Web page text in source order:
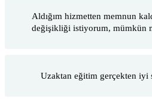
Aldığım hizmetten memnun
değişikliği istiyorum, mümkün
Uzaktan eğitim gerçekten iyi